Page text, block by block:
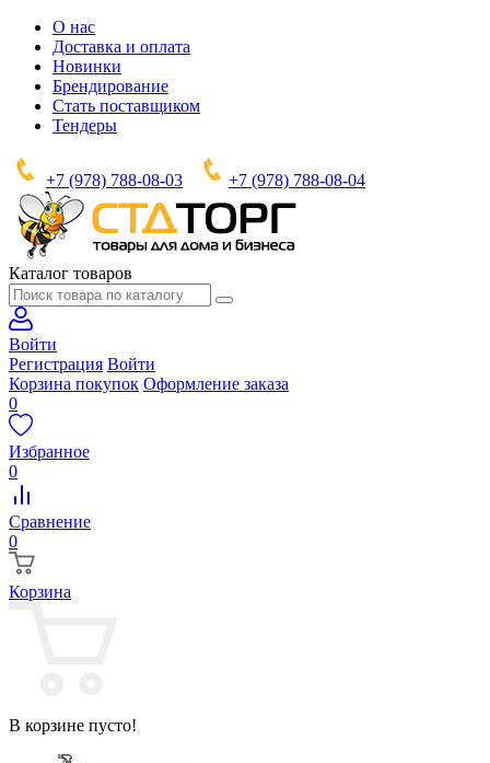
О нас
Доставка и оплата
Новинки
Брендирование
Стать поставщиком
Тендеры
+7 (978) 788-08-03 +7 (978) 788-08-04
Каталог товаров
Войти
Регистрация Войти
Корзина покупок Оформление заказа
0
Избранное
0
Сравнение
0
Корзина
В корзине пусто!